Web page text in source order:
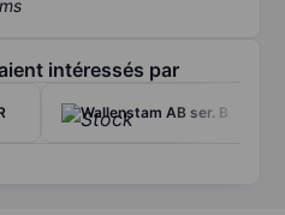
intéressés par
Wallenstam AB ser. B